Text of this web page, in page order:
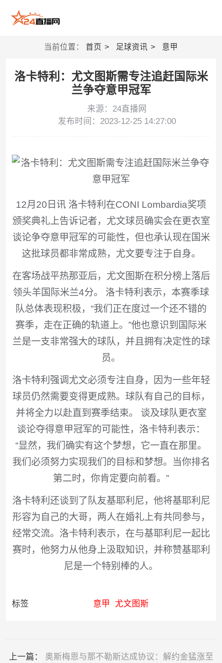
当前位置： 首页 足球资讯 意甲
洛卡特利：尤文图斯需专注追赶国际米
兰争夺意甲冠军
来源：24直播网
发布时间：2023-12-25 14:27:00
12月20日讯 洛卡特利在CONI Lombardia奖项
颁奖典礼上告诉记者，尤文球员确实会在更衣室
谈论争夺意甲冠军的可能性，但也承认现在国米
这批球员都非常成熟，尤文要专注于自身。
在客场战平热那亚后，尤文图斯在积分榜上落后
领头羊国际米兰4分。 洛卡特利表示，本赛季球
队总体表现积极，“我们正在度过一个还不错的
赛季，走在正确的轨道上。”他也意识到国际米
兰是一支非常强大的球队，并且拥有决定性的球
员。
洛卡特利强调尤文必须专注自身，因为一些年轻
球员仍然需要变得更成熟。球队有自己的目标，
并将全力以赴直到赛季结束。 谈及球队更衣室
谈论夺得意甲冠军的可能性，洛卡特利表示：
“显然，我们确实有这个梦想，它一直在那里。
我们必须努力实现我们的目标和梦想。当你排名
第二时，你肯定要向前看。”
洛卡特利还谈到了队友基耶利尼，他将基耶利尼
形容为自己的大哥，两人在婚礼上有共同参与，
经常交流。洛卡特利表示，在与基耶利尼一起比
赛时，他努力从他身上汲取知识，并称赞基耶利
尼是一个特别棒的人。
标签 意甲 尤文图斯
上一篇： 奥斯梅恩与那不勒斯达成协议：解约金猛涨至